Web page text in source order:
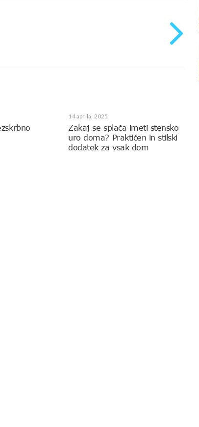
14 aprila, 2025
Zakaj se splača imeti stensko
uro doma? Praktičen in stilski
dodatek za vsak dom